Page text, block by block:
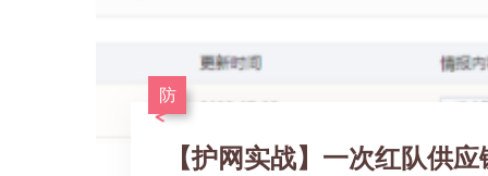
防
【护网实战】一次红队供